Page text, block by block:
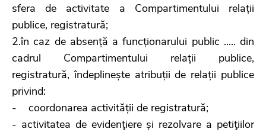
sfera de activitate a Compartimentului relații
publice, registratură;
2.în caz de absență a funcționarului public ..... din
cadrul Compartimentului relații publice,
registratură, îndeplinește atribuții de relații publice
privind:
- coordonarea activității de registratură;
- activitatea de evidenţiere și rezolvare a petiţiilor